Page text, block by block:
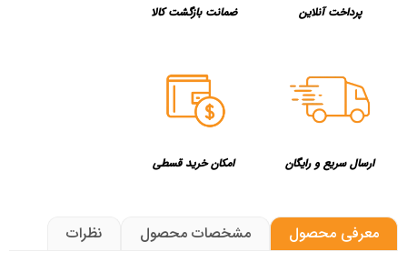
پرداخت آنلاین ضمانت بازگشت کالا
ارسال سریع و رایگان امکان خرید قسطی
معرفی محصول مشخصات محصول نظرات